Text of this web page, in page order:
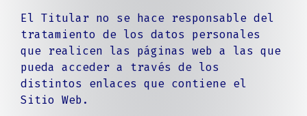
El Titular no se hace responsable del
tratamiento de los datos personales
que realicen las páginas web a las que
pueda acceder a través de los
distintos enlaces que contiene el
Sitio Web.